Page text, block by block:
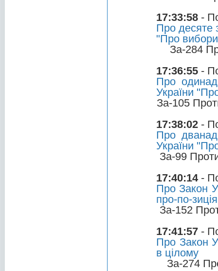
17:33:58 -
Про десяте
"Про вибори
За-284
17:36:55 -
Про
України
За-105
17:38:02 -
Про
України
За-99
17:40:14-
Про Закон
про-по-
За-152
17:41:57 -
Про Закон
в цілому
За-274